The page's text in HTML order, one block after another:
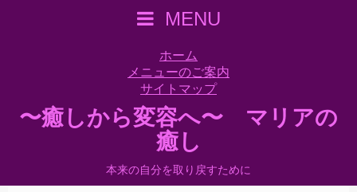
MENU
ホーム
メニューのご案内
サイトマップ
〜癒しから変容へ〜 マリアの
癒し
本来の自分を取り戻すために